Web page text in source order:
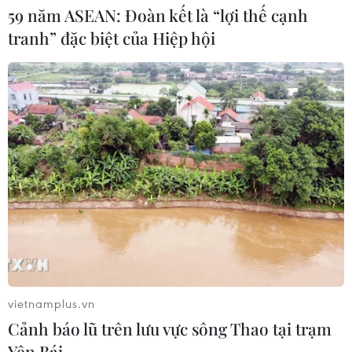
rộng cao tốc Cam Lộ-La Sơn qua
thành phố Huế
Xem thêm
CƠ QUAN CHỦ QUẢN: THÔNG TẤN XÃ VIỆT NAM
Tổng Biên tập: TRẦN TIẾN DUẨN
Phó Tổng Biên tập: NGUYỄN THỊ TÁM, KHÚC THANH
THỦY
59 năm ASEAN: Đoàn kết là “lợi thế cạnh
tranh” đặc biệt của Hiệp hội
vietnamplus.vn
Cảnh báo lũ trên lưu vực sông Thao tại trạm